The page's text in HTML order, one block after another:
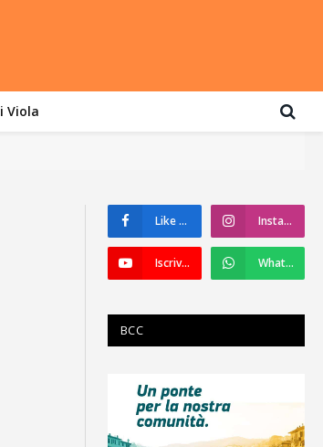
Viola
Like su Facebook Instagram
Iscriviti a YouTube WhatsApp
BCC